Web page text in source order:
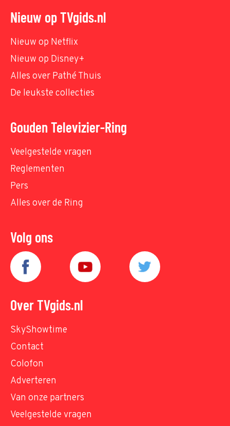
Nieuw op TVgids.nl
Nieuw op Netflix
Nieuw op Disney+
Alles over Pathé Thuis
De leukste collecties
Gouden Televizier-Ring
Veelgestelde vragen
Reglementen
Pers
Alles over de Ring
Volg ons
Over TVgids.nl
SkyShowtime
Contact
Colofon
Adverteren
Van onze partners
Veelgestelde vragen